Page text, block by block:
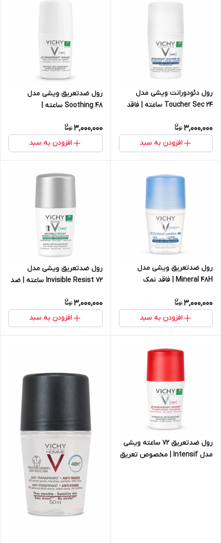
رول دئودورانت ویشی مدل
Toucher Sec ۲۴ ساعته | فاقد
سریع
3,000,000
افزودن به سبد
رول ضدتعریق ویشی مدل
Soothing ۴۸ ساعته |
شیو شده
3,000,000
افزودن به سبد
رول ضدتعریق ویشی مدل
Mineral 48H | فاقد نمک
پوست بسیار حساس
3,000,000
افزودن به سبد
رول ضدتعریق ویشی مدل
Invisible Resist ۷۲ ساعته | ضد
3,000,000
افزودن به سبد
رول ضدتعریق ۷۲ ساعته ویشی
مدل Intensif | مخصوص تعریق